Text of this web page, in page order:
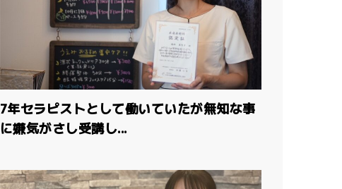
7年セラピストとして働いていたが無知な事
に嫌気がさし受講し...